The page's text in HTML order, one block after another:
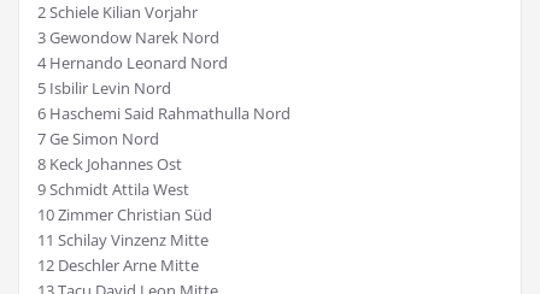
2 Schiele Kilian Vorjahr
3 Gewondow Narek Nord
4 Hernando Leonard Nord
5 Isbilir Levin Nord
6 Haschemi Said Rahmathulla Nord
7 Ge Simon Nord
8 Keck Johannes Ost
9 Schmidt Attila West
10 Zimmer Christian Süd
11 Schilay Vinzenz Mitte
12 Deschler Arne Mitte